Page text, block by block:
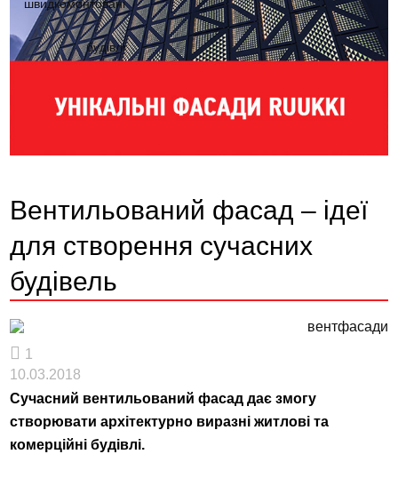
Вентильований фасад – ідеї
для створення сучасних
будівель
1
10.03.2018
Сучасний вентильований фасад дає змогу
створювати архітектурно виразні житлові та
комерційні будівлі.